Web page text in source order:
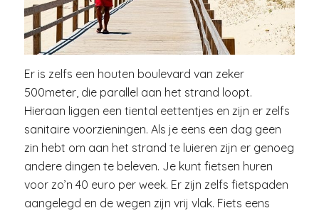
Er is zelfs een houten boulevard van zeker
500meter, die parallel aan het strand loopt.
Hieraan liggen een tiental eettentjes en zijn er zelfs
sanitaire voorzieningen. Als je eens een dag geen
zin hebt om aan het strand te luieren zijn er genoeg
andere dingen te beleven. Je kunt fietsen huren
voor zo’n 40 euro per week. Er zijn zelfs fietspaden
aangelegd en de wegen zijn vrij vlak. Fiets eens